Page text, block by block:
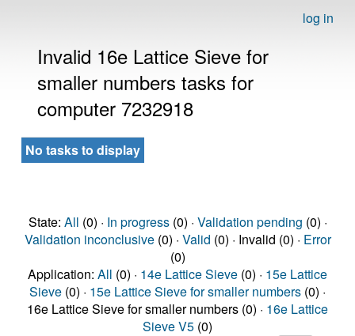
log in
Invalid 16e Lattice Sieve for
smaller numbers tasks for
computer 7232918
No tasks to display
State: All (0) · In progress(0) · Validation pending (0) ·
Validation inconclusive(0) · Valid (0) · Invalid (0) · Error
(0)
Application: All (0) · 14e Lattice Sieve (0) · 15e Lattice
Sieve (0) · 15e Lattice Sieve for smaller numbers (0) ·
16e Lattice Sieve for smaller numbers (0) · 16e Lattice
Sieve V5 (0)